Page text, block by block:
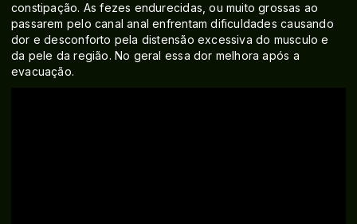
constipação. As fezes endurecidas, ou muito grossas ao
passarem pelo canal anal enfrentam dificuldades causando
dor e desconforto pela distensão excessiva do musculo e
da pele da região. No geral essa dor melhora após a
evacuação.